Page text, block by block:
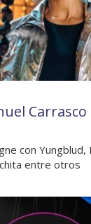
con Yungblud,
entre otros